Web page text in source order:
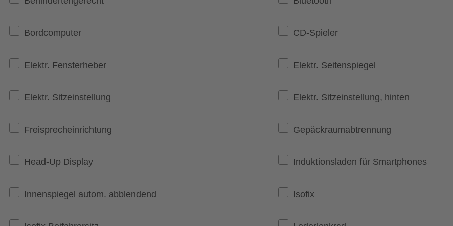
Bordcomputer CD-Spieler
Elektr. Fensterheber Elektr. Seitenspiegel
Elektr. Sitzeinstellung Elektr. Sitzeinstellung, hinten
Freisprecheinrichtung Gepäckraumabtrennung
Head-Up Display Induktionsladen für Smartphones
Innenspiegel autom. abblendend Isofix